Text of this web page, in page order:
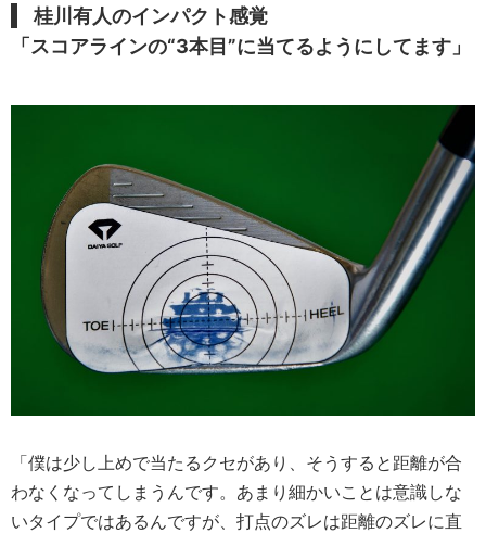
桂川有人のインパクト感覚
「スコアラインの“3本目”に当てるようにしてます」
「僕は少し上めで当たるクセがあり、そうすると距離が合
わなくなってしまうんです。あまり細かいことは意識しな
いタイプではあるんですが、打点のズレは距離のズレに直